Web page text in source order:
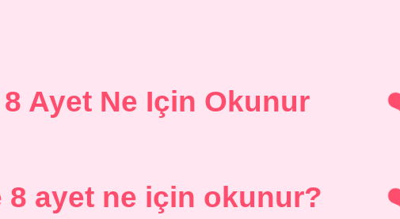
Ayet Ne Için Okunur
8 ayet ne için okunur?